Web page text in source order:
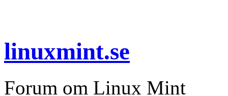
linuxmint.se
Forum om Linux Mint